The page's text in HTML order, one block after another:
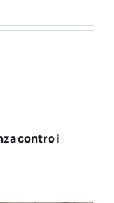
contro i